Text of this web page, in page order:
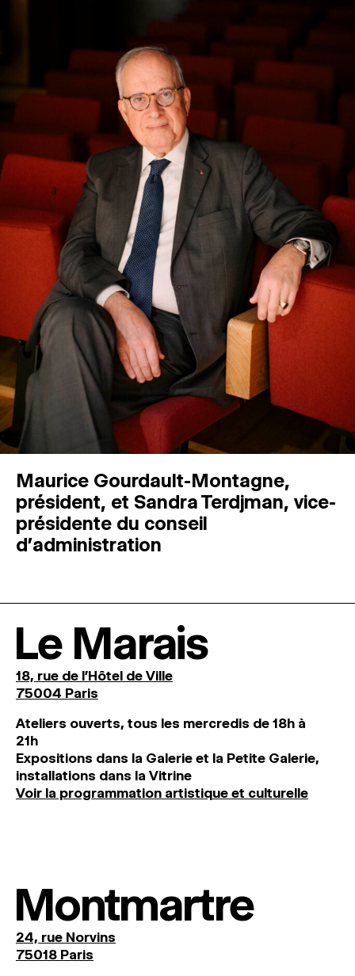
Maurice Gourdault-Montagne,
président, et Sandra Terdjman, vice-
présidente du conseil
d’administration
Le Marais
18, rue de l'Hôtel de Ville
75004 Paris
Ateliers ouverts, tous les mercredis de 18h à
21h
Expositions dans la Galerie et la Petite Galerie,
installations dans la Vitrine
Voir la programmation artistique et culturelle
Montmartre
24, rue Norvins
75018 Paris